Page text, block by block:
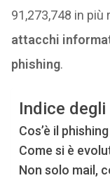
91,273,748 in più
attacchi
phishing.
Indice
Cos’è il phishing
Come si è
Non solo mail,